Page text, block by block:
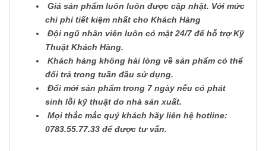
Giá sản phẩm luôn luôn được cập nhật. Với mức
chi phí tiết kiệm nhất cho Khách Hàng
Đội ngũ nhân viên luôn có mặt 24/7 để hỗ trợ Kỹ
Thuật Khách Hàng.
Khách hàng không hài lòng về sản phẩm có thể
đổi trả trong tuần đầu sử dụng.
Đổi mới sản phẩm trong 7 ngày nếu có phát
sinh lỗi kỹ thuật do nhà sản xuất.
Mọi thắc mắc quý khách hãy liên hệ hotline:
0783.55.77.33 để được tư vấn.